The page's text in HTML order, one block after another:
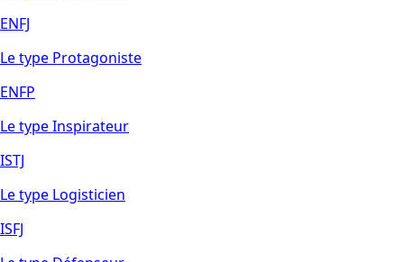
ENFJ
Le type Protagoniste
ENFP
Le type Inspirateur
ISTJ
Le type Logisticien
ISFJ